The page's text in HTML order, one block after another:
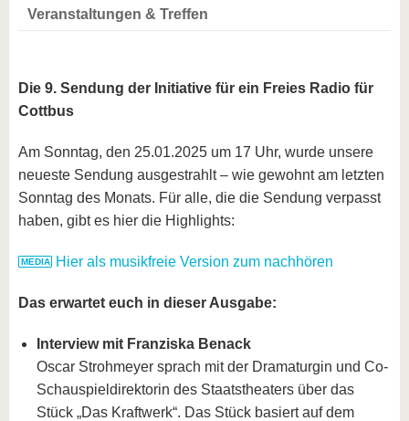
Veranstaltungen & Treffen
Die 9. Sendung der Initiative für ein Freies Radio für
Cottbus
Am Sonntag, den 25.01.2025 um 17 Uhr, wurde unsere
neueste Sendung ausgestrahlt – wie gewohnt am letzten
Sonntag des Monats. Für alle, die die Sendung verpasst
haben, gibt es hier die Highlights:
Hier als musikfreie Version zum nachhören
Das erwartet euch in dieser Ausgabe:
Interview mit Franziska Benack
Oscar Strohmeyer sprach mit der Dramaturgin und Co-
Schauspieldirektorin des Staatstheaters über das
Stück „Das Kraftwerk“. Das Stück basiert auf dem